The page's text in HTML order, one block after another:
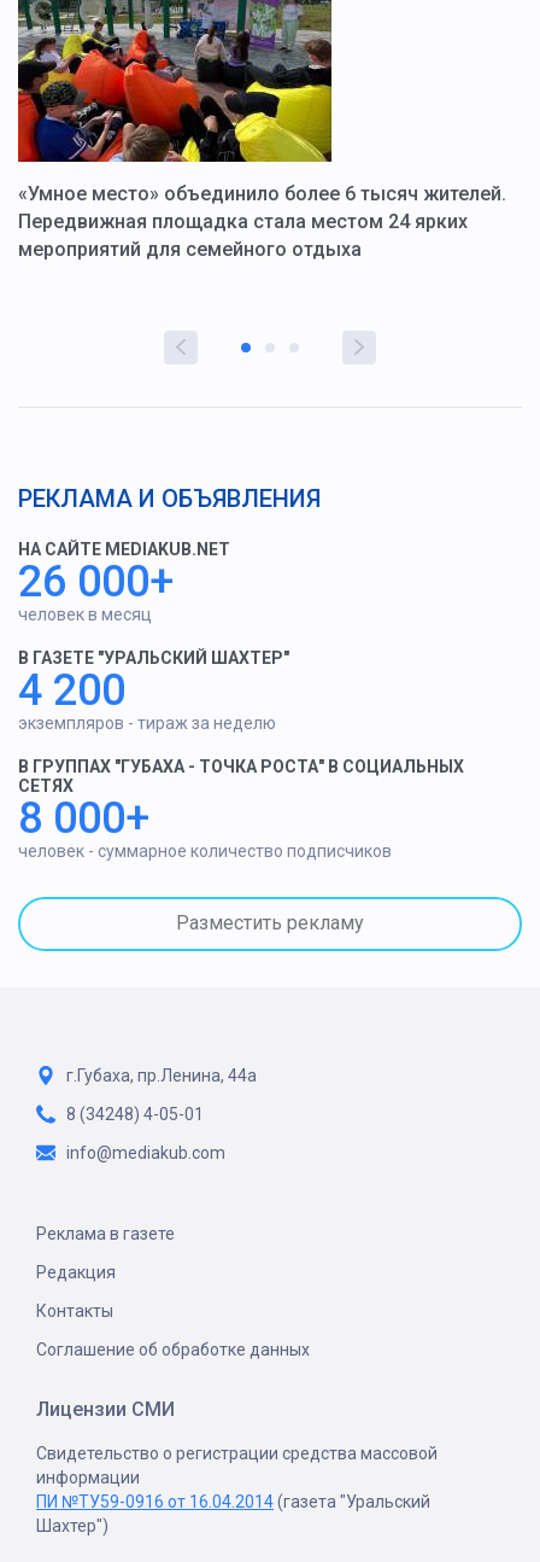
«Умное место» объединило более 6 тысяч жителей.
Передвижная площадка стала местом 24 ярких
мероприятий для семейного отдыха
РЕКЛАМА И ОБЪЯВЛЕНИЯ
НА САЙТЕ MEDIAKUB.NET
26 000+
человек в месяц
В ГАЗЕТЕ "УРАЛЬСКИЙ ШАХТЕР"
4 200
экземпляров - тираж за неделю
В ГРУППАХ "ГУБАХА - ТОЧКА РОСТА" В СОЦИАЛЬНЫХ
СЕТЯХ
8 000+
человек - суммарное количество подписчиков
Разместить рекламу
г.Губаха, пр.Ленина, 44а
8 (34248) 4-05-01
info@mediakub.com
Реклама в газете
Редакция
Контакты
Соглашение об обработке данных
Лицензии СМИ
Свидетельство о регистрации средства массовой
информации
ПИ №ТУ59-0916 от 16.04.2014(газета "Уральский
Шахтер")